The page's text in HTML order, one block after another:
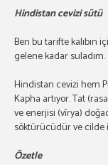
Hindistan cevizi sütü
Ben bu tarifte kalıbın
gelene kadar suladım.
Hindistan cevizi hem
Kapha artıyor. Tat
ve enerjisi (vīrya)
söktürücüdür ve cilde
Özetle